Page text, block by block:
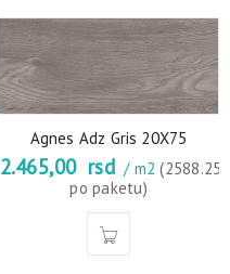
Agnes Adz Gris 20X75
2.465,00 rsd / m2(2588.25
po paketu)